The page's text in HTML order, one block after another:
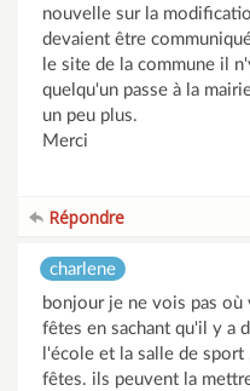
nouvelle sur la
devaient être
le site de la commune il
quelqu'un passe à la
un peu plus.
Merci
Répondre
charlene
bonjour je ne vois pas
fêtes en sachant qu'il y a
l'école et la salle de sport
fêtes. ils peuvent la